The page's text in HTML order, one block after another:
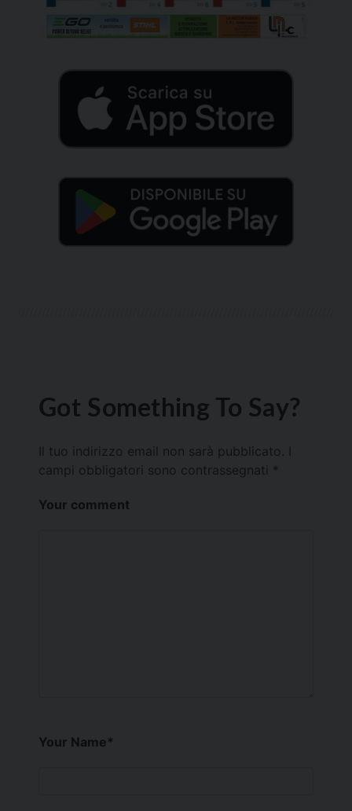
Got Something To Say?
Il tuo indirizzo email non sarà pubblicato.
campi obbligatori sono contrassegnati *
Your comment
Your Name*